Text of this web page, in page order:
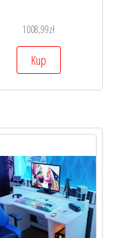
1008,99zł
Kup